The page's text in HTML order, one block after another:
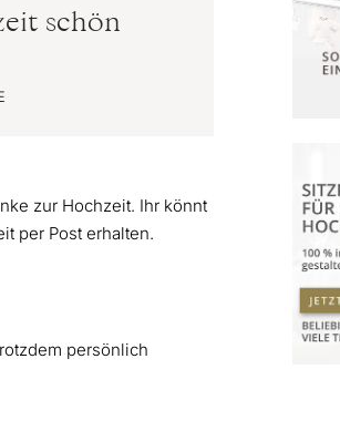
schön
zur Hochzeit. Ihr könnt
per Post erhalten.
persönlich